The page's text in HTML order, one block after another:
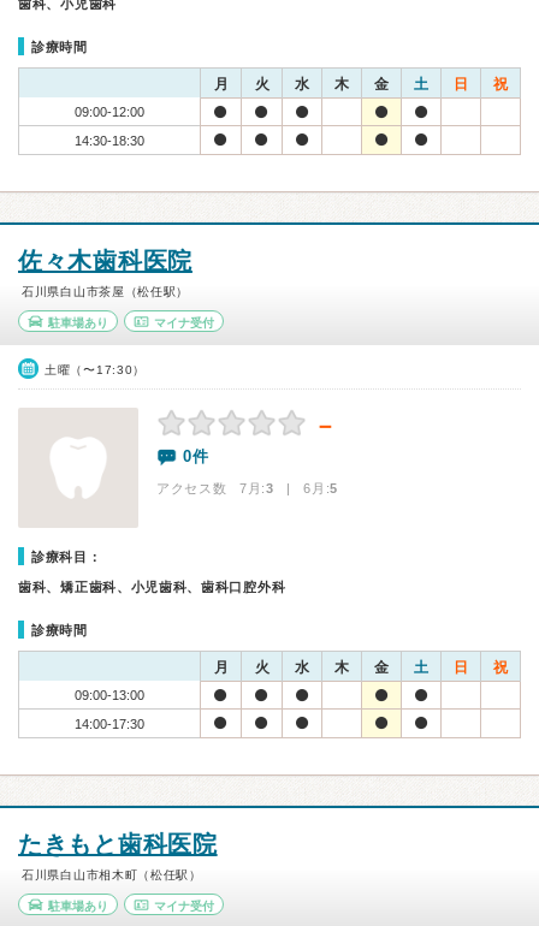
歯科、小児歯科
診療時間
月 火 水 木 金 土 日 祝
09:00-12:00
14:30-18:30
佐々木歯科医院
石川県白山市茶屋（松任駅）
駐車場あり マイナ受付
土曜（〜17:30）
－
0件
アクセス数 7月:3 | 6月:5
診療科目：
歯科、矯正歯科、小児歯科、歯科口腔外科
診療時間
月 火 水 木 金 土 日 祝
09:00-13:00
14:00-17:30
たきもと歯科医院
石川県白山市相木町（松任駅）
駐車場あり マイナ受付